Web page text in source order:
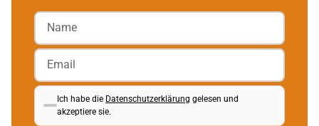
Ich habe die Datenschutzerklärung gelesen und
akzeptiere sie.